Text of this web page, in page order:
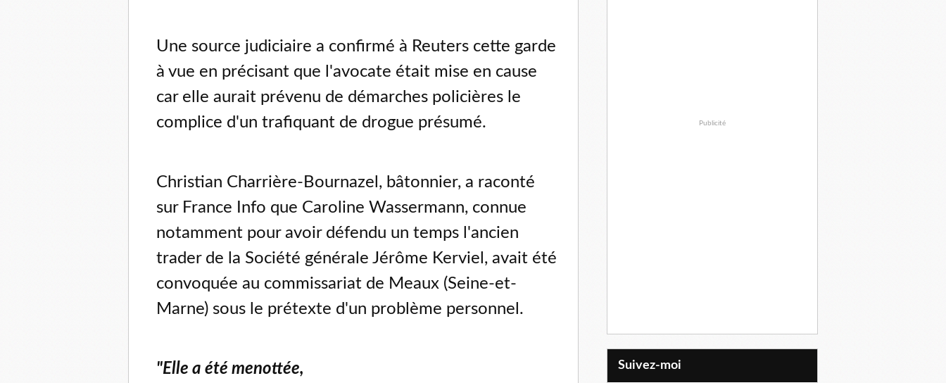
Une source judiciaire a confirmé à Reuters cette garde
à vue en précisant que l'avocate était mise en cause
car elle aurait prévenu de démarches policières le
complice d'un trafiquant de drogue présumé.
Christian Charrière-Bournazel, bâtonnier, a raconté
sur France Info que Caroline Wassermann, connue
notamment pour avoir défendu un temps l'ancien
trader de la Société générale Jérôme Kerviel, avait été
convoquée au commissariat de Meaux (Seine-et-
Marne) sous le prétexte d'un problème personnel.
"Elle a été menottée,
Publicité
Suivez-moi